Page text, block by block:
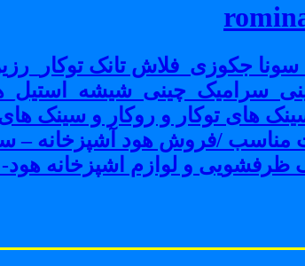
جکوزی_فلاش تانک
توکار و روکار و سینک های
مناسب /فروش هود آشپزخانه –
و لوازم اشپزخانه هود-